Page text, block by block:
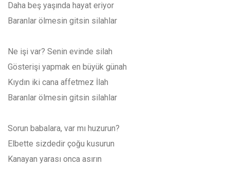
Daha beş yaşında hayat eriyor
Baranlar ölmesin gitsin silahlar
Ne işi var? Senin evinde silah
Gösterişi yapmak en büyük günah
Kıydın iki cana affetmez İlah
Baranlar ölmesin gitsin silahlar
Sorun babalara, var mı huzurun?
Elbette sizdedir çoğu kusurun
Kanayan yarası onca asırın